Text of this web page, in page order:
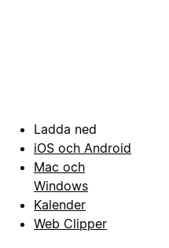
Ladda ned
iOS och Android
Mac och
Windows
Kalender
Web Clipper